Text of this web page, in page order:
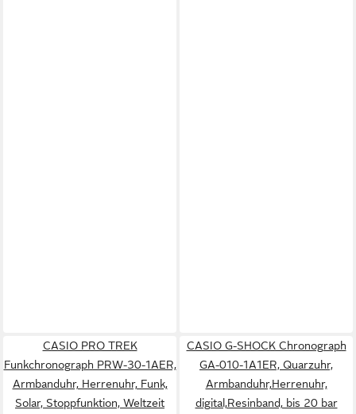
CASIO PRO TREK
Funkchronograph PRW-30-1AER,
Armbanduhr, Herrenuhr, Funk,
Solar, Stoppfunktion, Weltzeit
CASIO G-SHOCK Chronograph
GA-010-1A1ER, Quarzuhr,
Armbanduhr,Herrenuhr,
digital,Resinband, bis 20 bar